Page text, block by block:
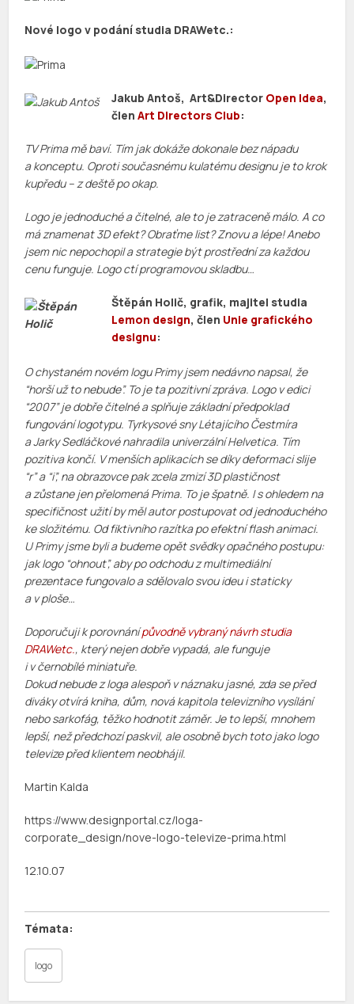
Nové logo v podání studia DRAWetc.:
Jakub Antoš, Art&Director Open Idea,
členArt Directors Club:
TV Prima mě baví. Tím jak dokáže dokonale bez nápadu
a konceptu. Oproti současnému kulatému designu je to krok
kupředu – z deště po okap.
Logo je jednoduché a čitelné, ale to je zatraceně málo. A co
má znamenat 3D efekt? Obraťme list? Znovu a lépe! Anebo
jsem nic nepochopil a strategie být prostřední za každou
cenu funguje. Logo ctí programovou skladbu…
Štěpán Holič, grafik, majitel studia
Lemon design, člen Unie grafického
designu:
O chystaném novém logu Primy jsem nedávno napsal, že
“horší už to nebude”. To je ta pozitivní zpráva. Logo v edici
“2007” je dobře čitelné a splňuje základní předpoklad
fungování logotypu. Tyrkysové sny Létajícího Čestmíra
a Jarky Sedláčkové nahradila univerzální Helvetica. Tím
pozitiva končí. V menších aplikacích se díky deformaci slije
“r” a “i”, na obrazovce pak zcela zmizí 3D plastičnost
a zůstane jen přelomená Prima. To je špatně. I s ohledem na
specifičnost užití by měl autor postupovat od jednoduchého
ke složitému. Od fiktivního razítka po efektní flash animaci.
U Primy jsme byli a budeme opět svědky opačného postupu:
jak logo “ohnout”, aby po odchodu z multimediální
prezentace fungovalo a sdělovalo svou ideu i staticky
a v ploše…
Doporučuji k porovnánípůvodně vybraný návrh studia
DRAWetc., který nejen dobře vypadá, ale funguje
i v černobílé miniatuře.
Dokud nebude z loga alespoň v náznaku jasné, zda se před
diváky otvírá kniha, dům, nová kapitola televizního vysílání
nebo sarkofág, těžko hodnotit záměr. Je to lepší, mnohem
lepší, než předchozí paskvil, ale osobně bych toto jako logo
televize před klientem neobhájil.
Martin Kalda
https://www.designportal.cz/loga-
corporate_design/nove-logo-televize-prima.html
12.10.07
logo